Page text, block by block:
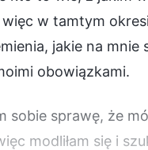
w tamtym
jakie na mnie
obowiązkami.
sobie sprawę, że
modliłam się i